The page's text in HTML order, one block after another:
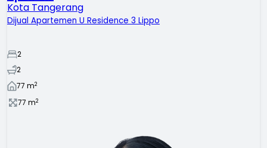
Kota Tangerang
Dijual Apartemen U Residence 3 Lippo
2
2
77 m2
77 m2